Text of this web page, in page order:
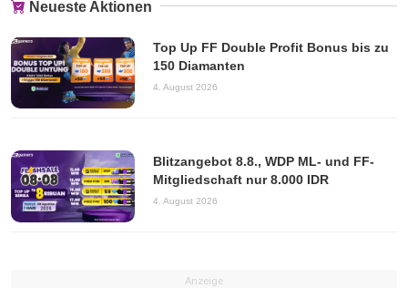
Neueste Aktionen
Top Up FF Double Profit Bonus bis zu
150 Diamanten
4. August 2026
Blitzangebot 8.8., WDP ML- und FF-
Mitgliedschaft nur 8.000 IDR
4. August 2026
Anzeige